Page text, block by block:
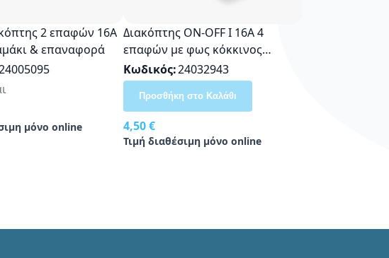
16A
& επαναφορά
μόνο online
Διακόπτης ON-OFF I 16Α 4
επαφών με φως κόκκινος
αδιάβροχος με κάλυμμα
Κωδικός 24032943
4,50 €
Τιμή διαθέσιμη μόνο online
Προσθήκη στο Καλάθι